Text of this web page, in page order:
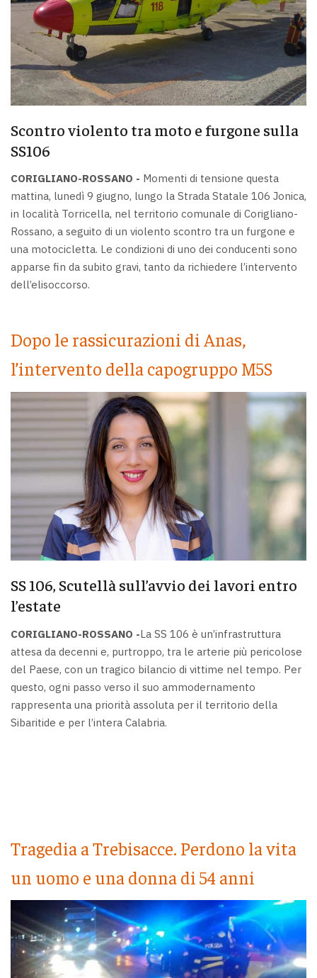
Scontro violento tra moto e furgone sulla
SS106
CORIGLIANO-ROSSANO - Momenti di tensione questa
mattina, lunedì 9 giugno, lungo la Strada Statale 106 Jonica,
in località Torricella, nel territorio comunale di Corigliano-
Rossano, a seguito di un violento scontro tra un furgone e
una motocicletta. Le condizioni di uno dei conducenti sono
apparse fin da subito gravi, tanto da richiedere l’intervento
dell’elisoccorso.
Dopo le rassicurazioni di Anas,
l’intervento della capogruppo M5S
SS 106, Scutellà sull’avvio dei lavori entro
l’estate
CORIGLIANO-ROSSANO -La SS 106 è un’infrastruttura
attesa da decenni e, purtroppo, tra le arterie più pericolose
del Paese, con un tragico bilancio di vittime nel tempo. Per
questo, ogni passo verso il suo ammodernamento
rappresenta una priorità assoluta per il territorio della
Sibaritide e per l’intera Calabria.
Tragedia a Trebisacce. Perdono la vita
un uomo e una donna di 54 anni